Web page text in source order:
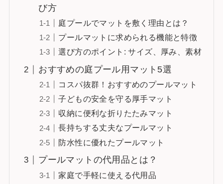
び方
庭プールでマットを敷く理由とは？
プールマットに求められる機能と特徴
選び方のポイント: サイズ、厚み、素材
おすすめの庭プール用マット5選
コスパ抜群！おすすめのプールマット
子どもの安全を守る厚手マット
収納に便利な折りたたみマット
長持ちする丈夫なプールマット
防水性に優れたプールマット
プールマットの代用品とは？
家庭で手軽に使える代用品